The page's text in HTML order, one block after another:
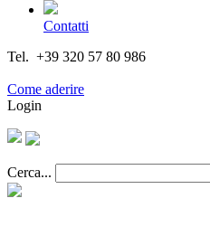
Contatti
Tel. +39 320 57 80 986
Come aderire
Login
Cerca...